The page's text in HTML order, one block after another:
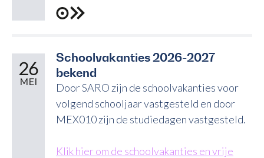
Schoolvakanties 2026-2027
bekend
26
MEI
Door SARO zijn de schoolvakanties voor
volgend schooljaar vastgesteld en door
MEX010 zijn de studiedagen vastgesteld.
Klik hier om de schoolvakanties en vrije